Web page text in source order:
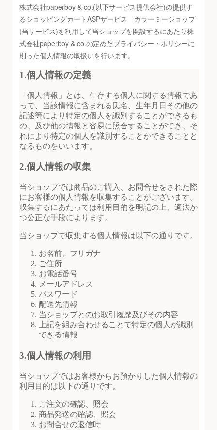
株式会社paperboy & co.(以下サービス提供会社)の提供す
るショッピングカートASPサービス カラーミーショップ
(当サービス)を利用して当ショップを開設するにあたり株
式会社paperboy & co.の定めたプライバシー・ポリシーに
則った個人情報の取扱いを行います。